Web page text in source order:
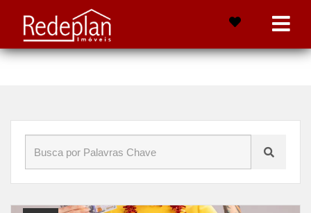
Início» Blog »renda passiva